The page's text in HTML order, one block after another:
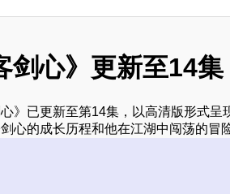
剑心》更新至14
》已更新至第14集，以高清版形式
心的成长历程和他在江湖中闯荡的冒险